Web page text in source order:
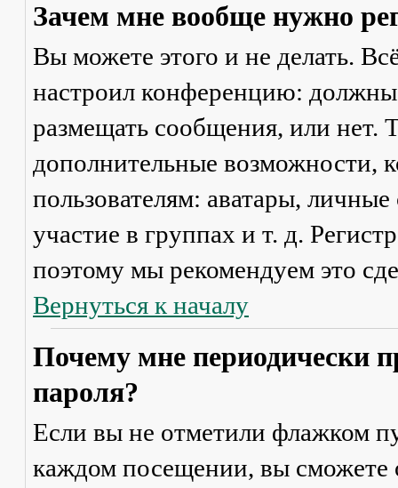
Зачем мне вообще нужно
Вы можете этого и не делать.
настроил конференцию: должны
размещать сообщения, или нет.
дополнительные возможности,
пользователям: аватары,
участие в группах и т. д.
поэтому мы рекомендуем это
Вернуться к началу
Почему мне периодически
пароля?
Если вы не отметили флажком
каждом посещении, вы сможете